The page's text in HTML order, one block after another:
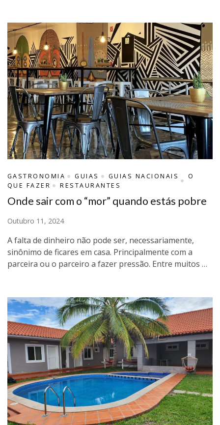
GASTRONOMIA GUIAS GUIAS NACIONAIS
O
QUE FAZER
RESTAURANTES
Onde sair com o “mor” quando estás pobre
Outubro 11, 2024
A falta de dinheiro não pode ser, necessariamente,
sinônimo de ficares em casa. Principalmente com a
parceira ou o parceiro a fazer pressão. Entre muitos …